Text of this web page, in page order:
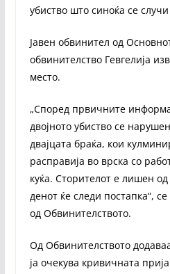
убиство што синоќа се случи
Јавен обвинител од
обвинителство Гевгелија
место.
„Според првичните
двојното убиство се
двајцата браќа, кои
расправија во врска со
куќа. Сторителот е лишен
денот ќе следи постапка“,
од Обвинителството.
Од Обвинителството
ја очекува кривичната